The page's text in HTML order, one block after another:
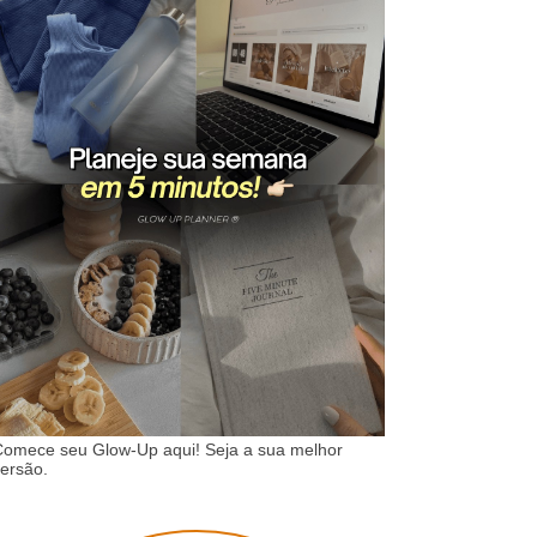
seu Glow-Up aqui! Seja a sua melhor